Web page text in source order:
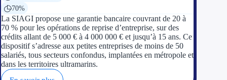
70%
La SIAGI propose une garantie bancaire couvrant de 20 à
70 % pour les opérations de reprise d’entreprise, sur des
crédits allant de 5 000 € à 4 000 000 € et jusqu’à 15 ans. Ce
dispositif s’adresse aux petites entreprises de moins de 50
salariés, tous secteurs confondus, implantées en métropole et
dans les territoires ultramarins.